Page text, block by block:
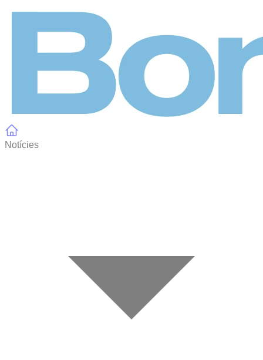
Notícies